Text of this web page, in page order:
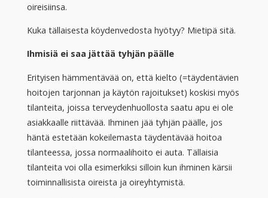
oireisiinsa.
Kuka tällaisesta köydenvedosta hyötyy? Mietipä sitä.
Ihmisiä ei saa jättää tyhjän päälle
Erityisen hämmentävää on, että kielto (=täydentävien
hoitojen tarjonnan ja käytön rajoitukset) koskisi myös
tilanteita, joissa terveydenhuollosta saatu apu ei ole
asiakkaalle riittävää. Ihminen jää tyhjän päälle, jos
häntä estetään kokeilemasta täydentävää hoitoa
tilanteessa, jossa normaalihoito ei auta. Tällaisia
tilanteita voi olla esimerkiksi silloin kun ihminen kärsii
toiminnallisista oireista ja oireyhtymistä.